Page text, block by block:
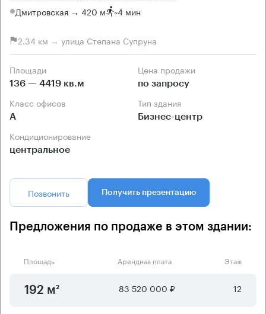
Дмитровская → 420 м ~4 мин
2.34 км → улица Степана Супруна
Площади
136 — 4419 кв.м
Цена продажи
по запросу
Класс офисов
А
Тип здания
Бизнес-центр
Кондиционирование
центральное
Позвонить Получить презентацию
Предложения по продаже в этом здании:
Площадь Арендная плата Этаж
192 м² 83 520 000 ₽ 12